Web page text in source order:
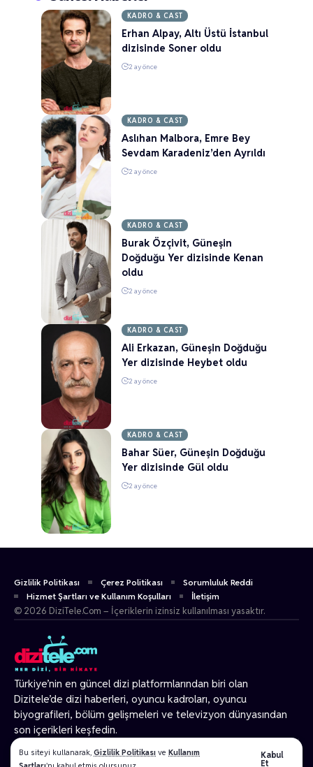
Bu siteyi kullanarak, Gizlilik Politikası ve Kullanım
Kabul
Et
KADRO & CAST
Erhan Alpay, Altı Üstü İstanbul
dizisinde Soner oldu
2 ay önce
KADRO & CAST
Aslıhan Malbora, Emre Bey
Sevdam Karadeniz’den Ayrıldı
2 ay önce
KADRO & CAST
Burak Özçivit, Güneşin
Doğduğu Yer dizisinde Kenan
oldu
2 ay önce
KADRO & CAST
Ali Erkazan, Güneşin Doğduğu
Yer dizisinde Heybet oldu
2 ay önce
KADRO & CAST
Bahar Süer, Güneşin Doğduğu
Yer dizisinde Gül oldu
2 ay önce
Türkiye’nin en güncel dizi platformlarından biri olan
Dizitele’de dizi haberleri, oyuncu kadroları, oyuncu
biyografileri, bölüm gelişmeleri ve televizyon dünyasından
son içerikleri keşfedin.
© 2026 Tüm Hakları Gizlidir.
Gizlilik Politikası Çerez Politikası
Sorumluluk Reddi
Hizmet Şartları ve Kullanım Koşulları
İletişim
© 2026 DiziTele.Com – İçeriklerin izinsiz kullanılması yasaktır.